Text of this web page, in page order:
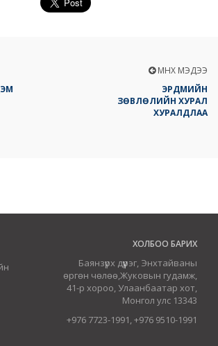
ӨМНӨХ МЭДЭЭ
ЭРДМИЙН
ЗӨВЛӨЛИЙН ХУРАЛ
ХУРАЛДЛАА
ХОЛБОО БАРИХ
Баянзүрх дүүрэг, Энхтайваны
өргөн чөлөө,Жуковын гудамж,
41-р хороо, Улаанбаатар хот,
Монгол улс 13343
+976 7723-1991, +976 9510-1991